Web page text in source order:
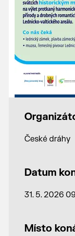
České dráhy
Datum
31. 5. 2026
Místo